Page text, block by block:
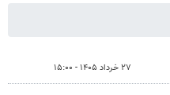
۲۷ خرداد ۱۴۰۵ - ۱۵:۰۰